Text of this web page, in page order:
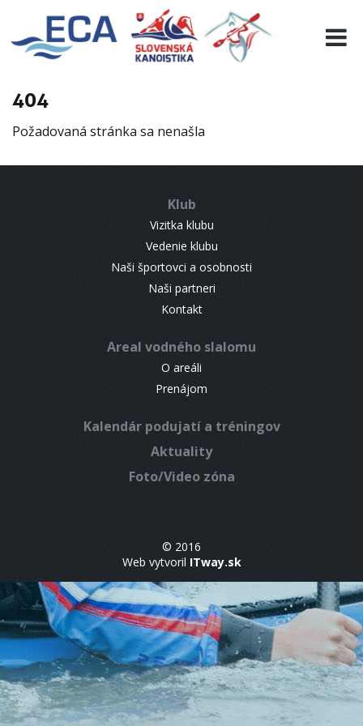
404
Požadovaná stránka sa nenašla
Klub
Vizitka klubu
Vedenie klubu
Naši športovci a osobnosti
Naši partneri
Kontakt
Areal vodného slalomu
O areáli
Prenájom
Kalendár podujatí a tréningov
Aktuality
Foto/Video zóna
© 2016
Web vytvoril ITway.sk
EURO 19
INFO
RESULTS
CONTACT